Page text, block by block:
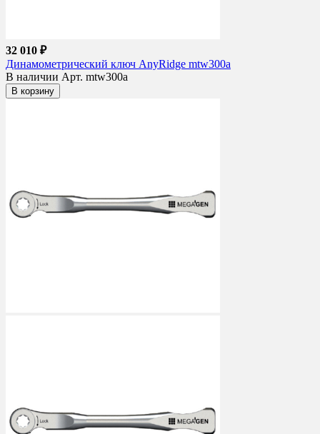
32 010 ₽
Динамометрический ключ AnyRidge mtw300a
В наличии Арт. mtw300a
В корзину